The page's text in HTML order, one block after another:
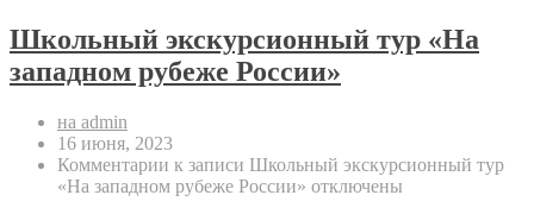
Школьный экскурсионный тур «На
западном рубеже России»
на admin
16 июня, 2023
Комментарии к записи Школьный экскурсионный тур
«На западном рубеже России» отключены